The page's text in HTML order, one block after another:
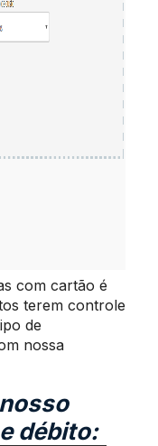
com cartão é
terem controle
de
nossa
débito: